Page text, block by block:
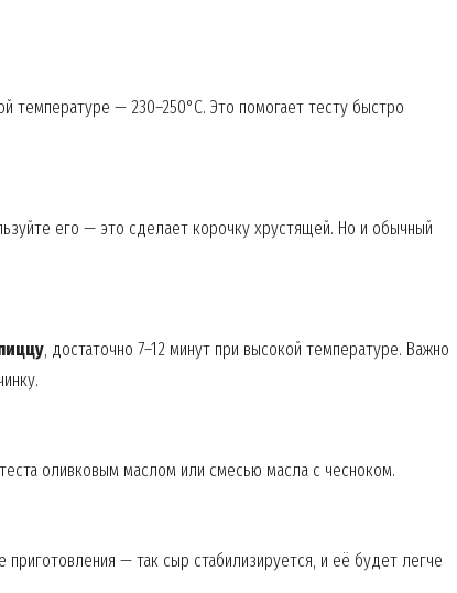
температуре — 230–250°C. Это помогает тесту быстро
его — это сделает корочку хрустящей. Но и обычный
, достаточно 7–12 минут при высокой температуре. Важно
оливковым маслом или смесью масла с чесноком.
— так сыр стабилизируется, и её будет легче